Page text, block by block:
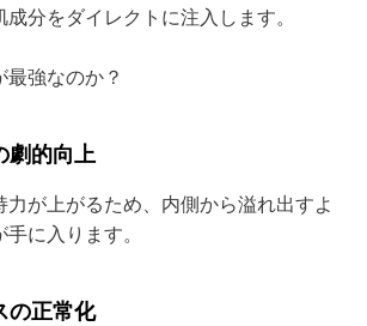
分をダイレクトに注入します。
強なのか？
劇的向上
力が上がるため、内側から溢れ出すよ
に入ります。
の正常化